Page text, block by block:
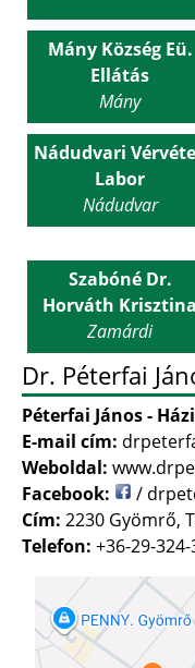
Mány Község Eü.
Ellátás
Mány
Nádudvari
Labor
Nádudvar
Szabóné Dr.
Horváth Krisztina
Zamárdi
Dr. Péterfai
Péterfai János -
E-mail cím:
Weboldal:
Facebook:
/
Cím: 2230 Gyömrő,
Telefon: +36-29-